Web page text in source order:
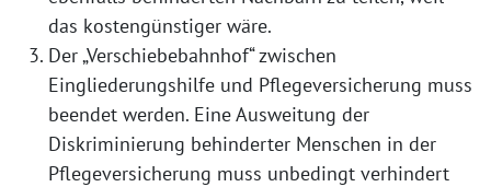
das kostengünstiger wäre.
Der „Verschiebebahnhof“ zwischen
Eingliederungshilfe und Pflegeversicherung muss
beendet werden. Eine Ausweitung der
Diskriminierung behinderter Menschen in der
Pflegeversicherung muss unbedingt verhindert